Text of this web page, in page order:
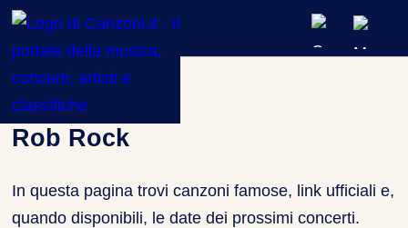
ARTISTI & BAND
CLASSIFICHE MUSICALI
Artisti» Rob Rock
Rob Rock
In questa pagina trovi canzoni famose, link ufficiali e,
quando disponibili, le date dei prossimi concerti.